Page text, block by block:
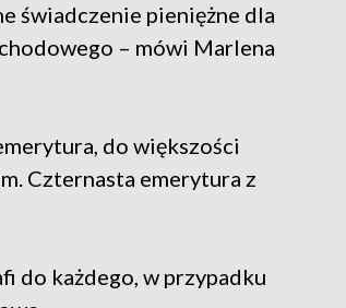
świadczenie pieniężne dla
– mówi Marlena
do większości
Czternasta emerytura z
do każdego, w przypadku